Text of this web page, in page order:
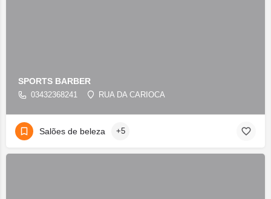
SPORTS BARBER
03432368241 RUA DA CARIOCA
Salões de beleza +5